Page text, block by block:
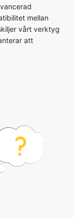
mellan
vårt verktyg
att